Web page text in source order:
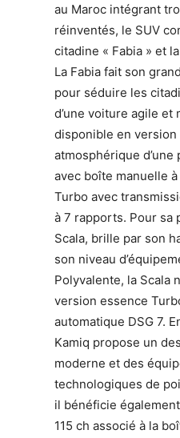
au Maroc intégrant
réinventés, le SUV
citadine « Fabia » et
La Fabia fait son
pour séduire les
d’une voiture agile et
disponible en version
atmosphérique d’une
avec boîte manuelle
Turbo avec
à 7 rapports. Pour sa
Scala, brille par son
son niveau
Polyvalente, la Scala
version essence
automatique DSG 7.
Kamiq propose un
moderne et des
technologiques de
il bénéficie
115 ch associé à la